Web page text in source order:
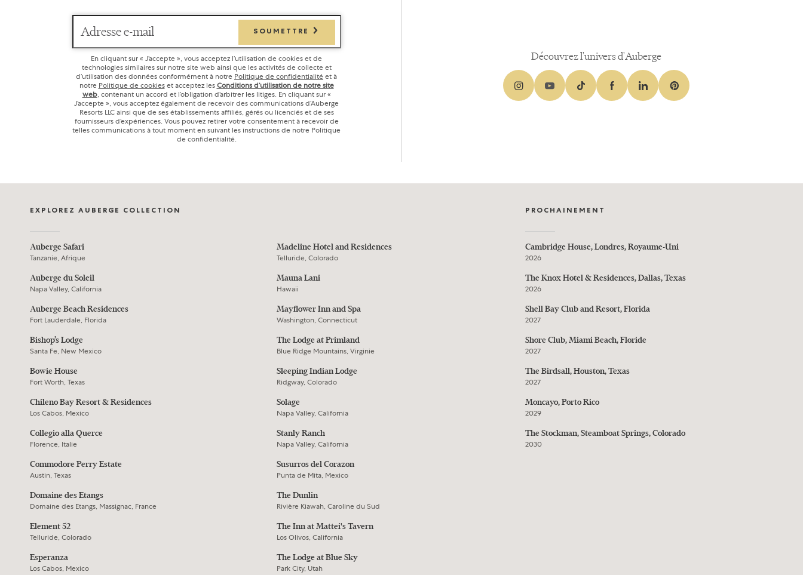
Adresse e-mail SOUMETTRE
En cliquant sur « J’accepte », vous acceptez l’utilisation de cookies et de
technologies similaires sur notre site web ainsi que les activités de collecte et
d’utilisation des données conformément à notre Politique de confidentialité et à
notre Politique de cookieset acceptez lesConditions d’utilisation de notre site
web, contenant un accord et l’obligation d’arbitrer les litiges. En cliquant sur «
J’accepte », vous acceptez également de recevoir des communications d’Auberge
Resorts LLC ainsi que de ses établissements affiliés, gérés ou licenciés et de ses
fournisseurs d’expériences. Vous pouvez retirer votre consentement à recevoir de
telles communications à tout moment en suivant les instructions de notre Politique
de confidentialité.
Découvrez l'univers d'Auberge
EXPLOREZ AUBERGE COLLECTION
Auberge Safari
Tanzanie, Afrique
Auberge du Soleil
Napa Valley, California
Auberge Beach Residences
Fort Lauderdale, Florida
Bishop’s Lodge
Santa Fe, New Mexico
Bowie House
Fort Worth, Texas
Chileno Bay Resort & Residences
Los Cabos, Mexico
Collegio alla Querce
Florence, Italie
Commodore Perry Estate
Austin, Texas
Domaine des Etangs
Domaine des Etangs, Massignac, France
Element 52
Telluride, Colorado
Esperanza
Los Cabos, Mexico
Madeline Hotel and Residences
Telluride, Colorado
Mauna Lani
Hawaii
Mayflower Inn and Spa
Washington, Connecticut
The Lodge at Primland
Blue Ridge Mountains, Virginie
Sleeping Indian Lodge
Ridgway, Colorado
Solage
Napa Valley, California
Stanly Ranch
Napa Valley, California
Susurros del Corazon
Punta de Mita, Mexico
The Dunlin
Rivière Kiawah, Caroline du Sud
The Inn at Mattei's Tavern
Los Olivos, California
The Lodge at Blue Sky
Park City, Utah
PROCHAINEMENT
Cambridge House, Londres, Royaume-Uni
2026
The Knox Hotel & Residences, Dallas, Texas
2026
Shell Bay Club and Resort, Florida
2027
Shore Club, Miami Beach, Floride
2027
The Birdsall, Houston, Texas
2027
Moncayo, Porto Rico
2029
The Stockman, Steamboat Springs, Colorado
2030